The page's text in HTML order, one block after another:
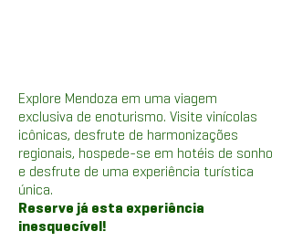
Explore Mendoza em uma viagem
exclusiva de enoturismo. Visite vinícolas
icônicas, desfrute de harmonizações
regionais, hospede-se em hotéis de sonho
e desfrute de uma experiência turística
única.
Reserve já esta experiência
inesquecível!​